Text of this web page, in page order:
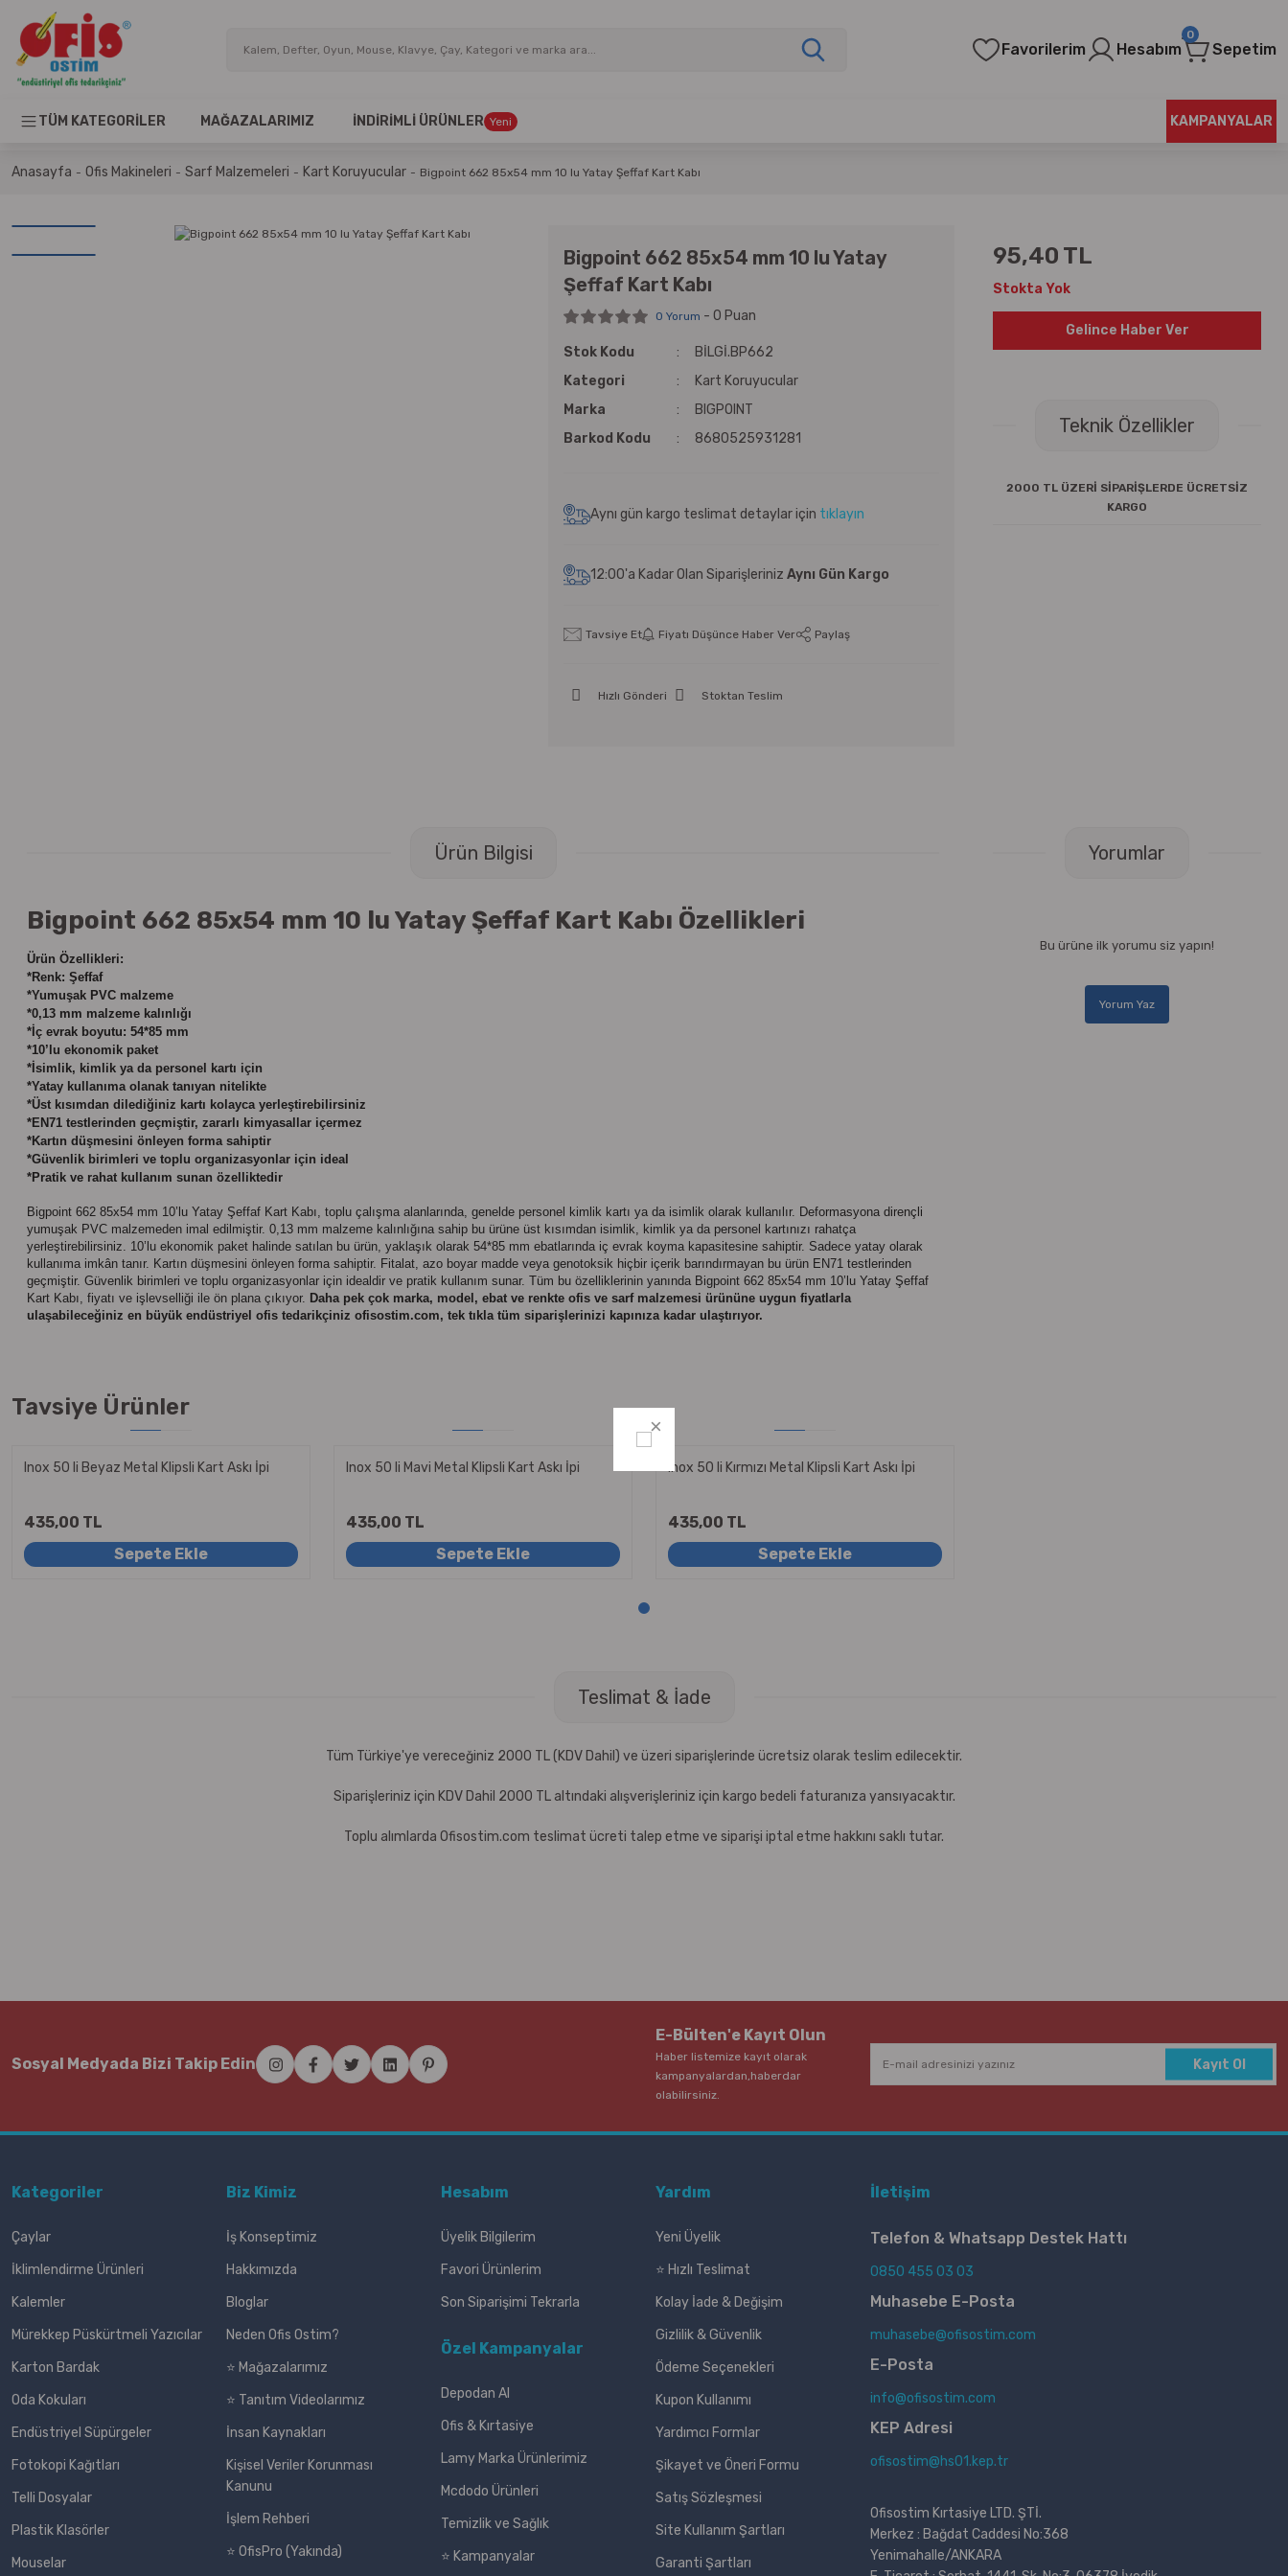
Favorilerim Hesabım Sepetim
0
TÜM KATEGORİLER MAĞAZALARIMIZ İNDİRİMLİ ÜRÜNLER Yeni KAMPANYALAR
Anasayfa Ofis Makineleri Sarf Malzemeleri Kart Koruyucular Bigpoint 662 85x54 mm 10 lu Yatay Şeffaf Kart Kabı
Bigpoint 662 85x54 mm 10 lu Yatay
Şeffaf Kart Kabı
0 Yorum - 0 Puan
Stok Kodu
BİLGİ.BP662
Kategori
Kart Koruyucular
Marka
BIGPOINT
Barkod Kodu
8680525931281
Aynı gün kargo teslimat detaylar için tıklayın
12:00'a Kadar Olan Siparişleriniz Aynı Gün Kargo
Tavsiye Et Fiyatı Düşünce Haber Ver Paylaş
Hızlı Gönderi Stoktan Teslim
95,40 TL
Stokta Yok
Gelince Haber Ver
Teknik Özellikler
2000 TL ÜZERİ SİPARİŞLERDE ÜCRETSİZ
KARGO
Ürün Bilgisi
Bigpoint 662 85x54 mm 10 lu Yatay Şeffaf Kart Kabı Özellikleri
Ürün Özellikleri:
*Renk: Şeffaf
*Yumuşak PVC malzeme
*0,13 mm malzeme kalınlığı
*İç evrak boyutu: 54*85 mm
*10’lu ekonomik paket
*İsimlik, kimlik ya da personel kartı için
*Yatay kullanıma olanak tanıyan nitelikte
*Üst kısımdan dilediğiniz kartı kolayca yerleştirebilirsiniz
*EN71 testlerinden geçmiştir, zararlı kimyasallar içermez
*Kartın düşmesini önleyen forma sahiptir
*Güvenlik birimleri ve toplu organizasyonlar için ideal
*Pratik ve rahat kullanım sunan özelliktedir
Bigpoint 662 85x54 mm 10’lu Yatay Şeffaf Kart Kabı, toplu çalışma alanlarında, genelde personel kimlik kartı ya da isimlik olarak kullanılır. Deformasyona dirençli
yumuşak PVC malzemeden imal edilmiştir. 0,13 mm malzeme kalınlığına sahip bu ürüne üst kısımdan isimlik, kimlik ya da personel kartınızı rahatça
yerleştirebilirsiniz. 10’lu ekonomik paket halinde satılan bu ürün, yaklaşık olarak 54*85 mm ebatlarında iç evrak koyma kapasitesine sahiptir. Sadece yatay olarak
kullanıma imkân tanır. Kartın düşmesini önleyen forma sahiptir. Fitalat, azo boyar madde veya genotoksik hiçbir içerik barındırmayan bu ürün EN71 testlerinden
geçmiştir. Güvenlik birimleri ve toplu organizasyonlar için idealdir ve pratik kullanım sunar. Tüm bu özelliklerinin yanında Bigpoint 662 85x54 mm 10’lu Yatay Şeffaf
Kart Kabı, fiyatı ve işlevselliği ile ön plana çıkıyor. Daha pek çok marka, model, ebat ve renkte ofis ve sarf malzemesi ürününe uygun fiyatlarla
ulaşabileceğiniz en büyük endüstriyel ofis tedarikçiniz ofisostim.com, tek tıkla tüm siparişlerinizi kapınıza kadar ulaştırıyor.
Yorumlar
Bu ürüne ilk yorumu siz yapın!
Yorum Yaz
Tavsiye Ürünler
Inox 50 li Beyaz Metal Klipsli Kart Askı İpi
435,00 TL
Sepete Ekle
Inox 50 li Mavi Metal Klipsli Kart Askı İpi
435,00 TL
Sepete Ekle
Inox 50 li Kırmızı Metal Klipsli Kart Askı İpi
435,00 TL
Sepete Ekle
Teslimat & İade
Tüm Türkiye'ye vereceğiniz 2000 TL (KDV Dahil) ve üzeri siparişlerinde ücretsiz olarak teslim edilecektir.
Siparişleriniz için KDV Dahil 2000 TL altındaki alışverişleriniz için kargo bedeli faturanıza yansıyacaktır.
Toplu alımlarda Ofisostim.com teslimat ücreti talep etme ve siparişi iptal etme hakkını saklı tutar.
Sosyal Medyada Bizi Takip Edin
E-Bülten'e Kayıt Olun
Haber listemize kayıt olarak
kampanyalardan,haberdar
olabilirsiniz.
Kayıt Ol
Kategoriler
Çaylar
İklimlendirme Ürünleri
Kalemler
Mürekkep Püskürtmeli Yazıcılar
Karton Bardak
Oda Kokuları
Endüstriyel Süpürgeler
Fotokopi Kağıtları
Telli Dosyalar
Plastik Klasörler
Mouselar
Biz Kimiz
İş Konseptimiz
Hakkımızda
Bloglar
Neden Ofis Ostim?
⭐ Mağazalarımız
⭐ Tanıtım Videolarımız
İnsan Kaynakları
Kişisel Veriler Korunması
Kanunu
İşlem Rehberi
⭐ OfisPro (Yakında)
Hesabım
Üyelik Bilgilerim
Favori Ürünlerim
Son Siparişimi Tekrarla
Özel Kampanyalar
Depodan Al
Ofis & Kırtasiye
Lamy Marka Ürünlerimiz
Mcdodo Ürünleri
Temizlik ve Sağlık
⭐ Kampanyalar
Yardım
Yeni Üyelik
⭐ Hızlı Teslimat
Kolay İade & Değişim
Gizlilik & Güvenlik
Ödeme Seçenekleri
Kupon Kullanımı
Yardımcı Formlar
Şikayet ve Öneri Formu
Satış Sözleşmesi
Site Kullanım Şartları
Garanti Şartları
İletişim
Telefon & Whatsapp Destek Hattı
0850 455 03 03
Muhasebe E-Posta
muhasebe@ofisostim.com
E-Posta
info@ofisostim.com
KEP Adresi
ofisostim@hs01.kep.tr
Ofisostim Kırtasiye LTD. ŞTİ.
Merkez : Bağdat Caddesi No:368
Yenimahalle/ANKARA